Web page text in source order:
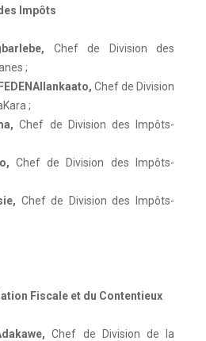
Impôts
, Chef de Division des
;
, Chef de Division
;
, Chef de Division des Impôts-
, Chef de Division des Impôts-
, Chef de Division des Impôts-
Fiscale et du Contentieux
, Chef de Division de la